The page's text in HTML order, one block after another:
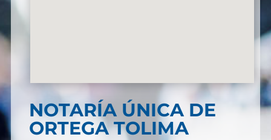
NOTARÍA ÚNICA DE
ORTEGA TOLIMA